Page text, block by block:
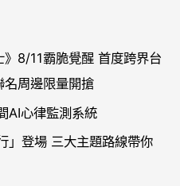
8/11霸脆覺醒 首度跨界台
名周邊限量開搶
AI心律監測系統
」登場 三大主題路線帶你